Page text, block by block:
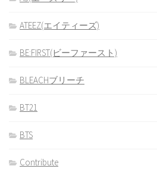
ATEEZ(エイティーズ)
BE:FIRST(ビーファースト)
BLEACHブリーチ
BT21
BTS
Contribute